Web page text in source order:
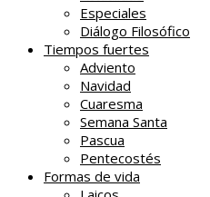
Especiales
Diálogo Filosófico
Tiempos fuertes
Adviento
Navidad
Cuaresma
Semana Santa
Pascua
Pentecostés
Formas de vida